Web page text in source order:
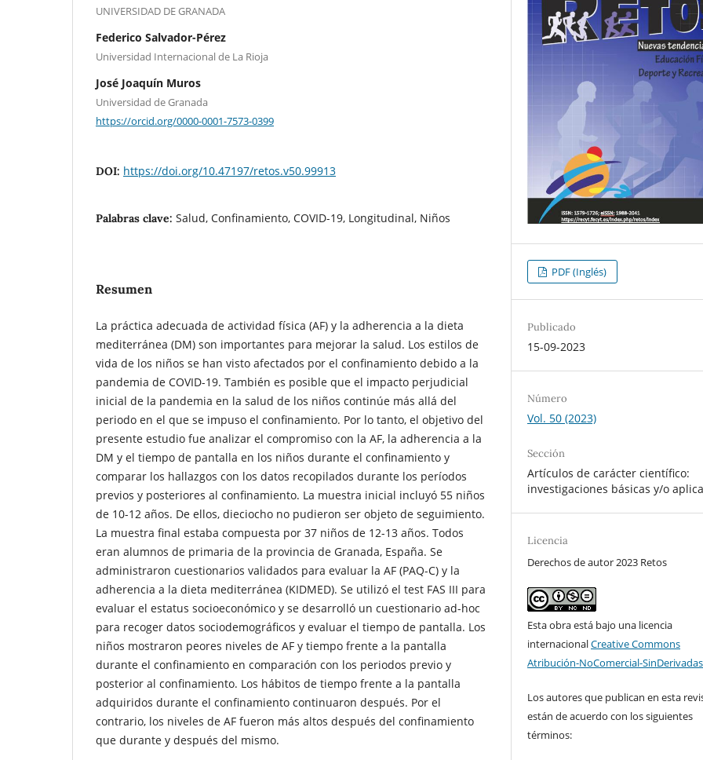
UNIVERSIDAD DE GRANADA
Federico Salvador-Pérez
Universidad Internacional de La Rioja
José Joaquín Muros
Universidad de Granada
https://orcid.org/0000-0001-7573-0399
DOI: https://doi.org/10.47197/retos.v50.99913
Palabras clave: Salud, Confinamiento, COVID-19, Longitudinal, Niños
Resumen
La práctica adecuada de actividad física (AF) y la adherencia a la dieta
mediterránea (DM) son importantes para mejorar la salud. Los estilos de
vida de los niños se han visto afectados por el confinamiento debido a la
pandemia de COVID-19. También es posible que el impacto perjudicial
inicial de la pandemia en la salud de los niños continúe más allá del
periodo en el que se impuso el confinamiento. Por lo tanto, el objetivo del
presente estudio fue analizar el compromiso con la AF, la adherencia a la
DM y el tiempo de pantalla en los niños durante el confinamiento y
comparar los hallazgos con los datos recopilados durante los períodos
previos y posteriores al confinamiento. La muestra inicial incluyó 55 niños
de 10-12 años. De ellos, dieciocho no pudieron ser objeto de seguimiento.
La muestra final estaba compuesta por 37 niños de 12-13 años. Todos
eran alumnos de primaria de la provincia de Granada, España. Se
administraron cuestionarios validados para evaluar la AF (PAQ-C) y la
adherencia a la dieta mediterránea (KIDMED). Se utilizó el test FAS III para
evaluar el estatus socioeconómico y se desarrolló un cuestionario ad-hoc
para recoger datos sociodemográficos y evaluar el tiempo de pantalla. Los
niños mostraron peores niveles de AF y tiempo frente a la pantalla
durante el confinamiento en comparación con los periodos previo y
posterior al confinamiento. Los hábitos de tiempo frente a la pantalla
adquiridos durante el confinamiento continuaron después. Por el
contrario, los niveles de AF fueron más altos después del confinamiento
que durante y después del mismo.
PDF (Inglés)
Publicado
15-09-2023
Número
Vol. 50 (2023)
Sección
Artículos de carácter científico:
investigaciones básicas y/o
Licencia
Derechos de autor 2023 Retos
Esta obra está bajo una licencia
internacionalCreative Commons
Atribución-NoComercial-
Los autores que publican en esta
están de acuerdo con los siguientes
términos: